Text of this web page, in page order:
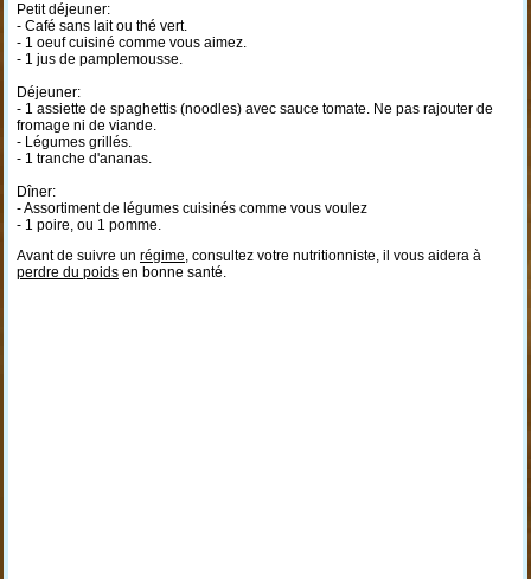
Petit déjeuner:
- Café sans lait ou thé vert.
- 1 oeuf cuisiné comme vous aimez.
- 1 jus de pamplemousse.
Déjeuner:
- 1 assiette de spaghettis (noodles) avec sauce tomate. Ne pas rajouter de
fromage ni de viande.
- Légumes grillés.
- 1 tranche d'ananas.
Dîner:
- Assortiment de légumes cuisinés comme vous voulez
- 1 poire, ou 1 pomme.
Avant de suivre un régime, consultez votre nutritionniste, il vous aidera à
perdre du poidsen bonne santé.